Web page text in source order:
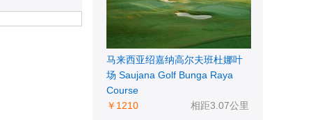
马来西亚绍嘉纳高尔夫班杜娜叶
场 Saujana Golf Bunga Raya
Course
相距3.07公里
￥1210